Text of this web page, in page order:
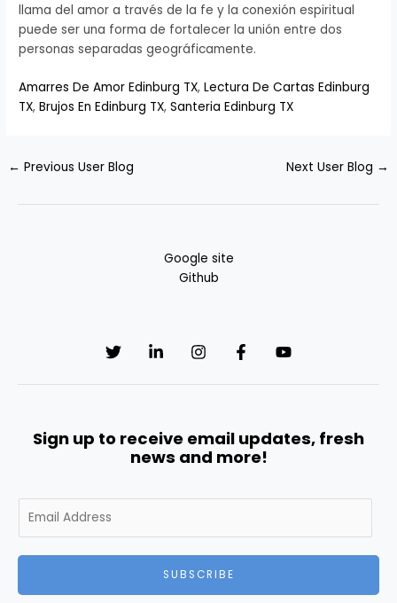
llama del amor a través de la fe y la conexión espiritual
puede ser una forma de fortalecer la unión entre dos
personas separadas geográficamente.
Amarres De Amor Edinburg TX,Lectura De Cartas Edinburg
TX,Brujos En Edinburg TX,Santeria Edinburg TX
← Previous User Blog Next User Blog →
Google site
Github
Sign up to receive email updates, fresh
news and more!
m
SUBSCRIBE